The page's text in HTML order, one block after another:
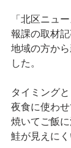
「北区ニュ
報課の取材記
地域の方か
した。
タイミング
夜食に使わせ
焼いてご飯
鮭が見えに